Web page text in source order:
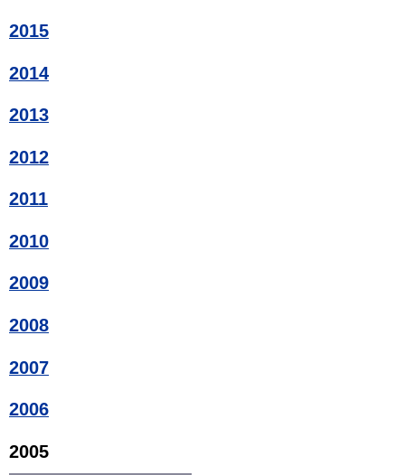
2015
2014
2013
2012
2011
2010
2009
2008
2007
2006
2005